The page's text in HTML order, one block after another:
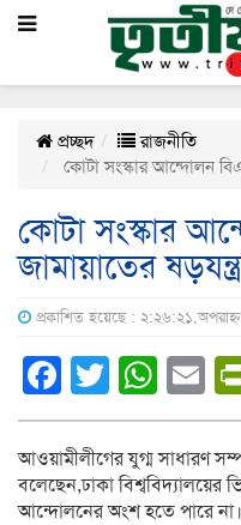
প্রচ্ছদ
রাজনীতি
কোটা সংস্কার আন্দোলন
কোটা সংস্কার
জামায়াতের
প্রকাশিত হয়েছে :
Facebook
Twitter
আওয়ামীলীগের যুগ্ম সাধারণ
বলেছেন,ঢাকা বিশ্ববিদ্যালয়ের
আন্দোলনের অংশ হতে পারে